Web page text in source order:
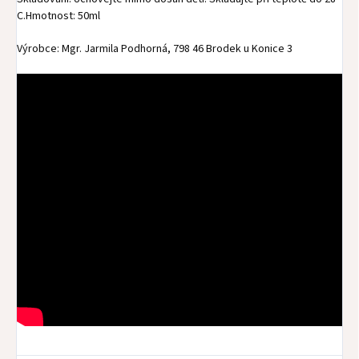
C.Hmotnost: 50ml
Výrobce: Mgr. Jarmila Podhorná, 798 46 Brodek u Konice 3